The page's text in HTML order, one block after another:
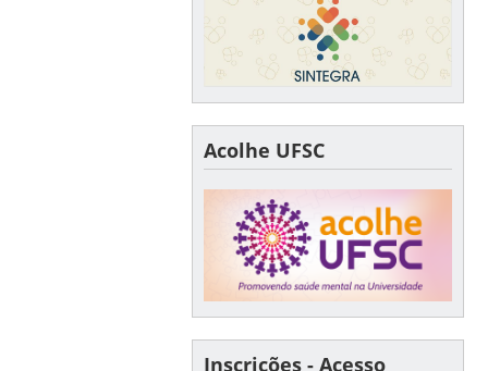
Acolhe UFSC
Inscrições - Acesso